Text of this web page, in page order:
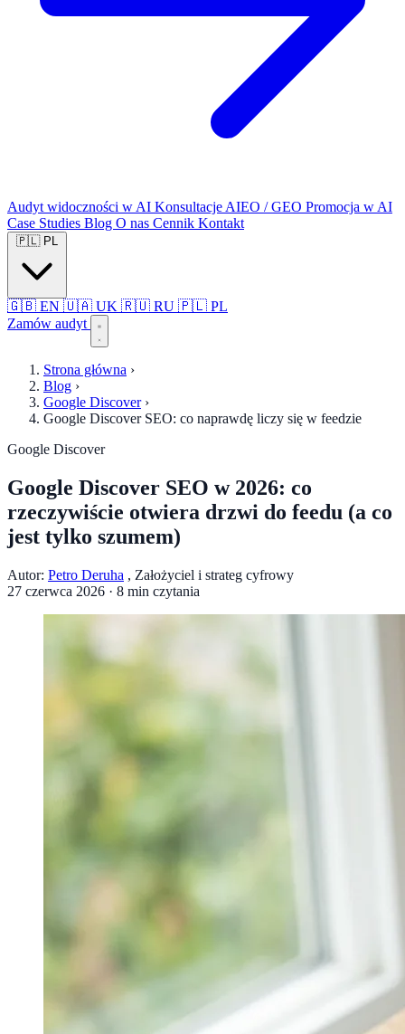
Audyt widoczności w AI Konsultacje AIEO / GEO Promocja w AI
Case Studies Blog O nas Cennik Kontakt
🇵🇱 PL
🇬🇧 EN 🇺🇦 UK 🇷🇺 RU 🇵🇱 PL
Zamów audyt
Strona główna ›
Blog ›
Google Discover ›
Google Discover SEO: co naprawdę liczy się w feedzie
Google Discover
Google Discover SEO w 2026: co
rzeczywiście otwiera drzwi do feedu (a co
jest tylko szumem)
Autor: Petro Deruha , Założyciel i strateg cyfrowy
27 czerwca 2026 · 8 min czytania